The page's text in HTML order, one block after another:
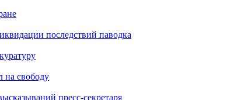
последствий паводка
на свободу
пресс-секретаря